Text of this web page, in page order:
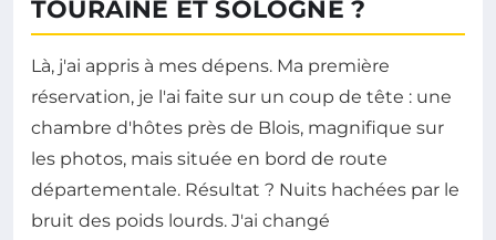
TOURAINE ET SOLOGNE ?
Là, j'ai appris à mes dépens. Ma première
réservation, je l'ai faite sur un coup de tête : une
chambre d'hôtes près de Blois, magnifique sur
les photos, mais située en bord de route
départementale. Résultat ? Nuits hachées par le
bruit des poids lourds. J'ai changé